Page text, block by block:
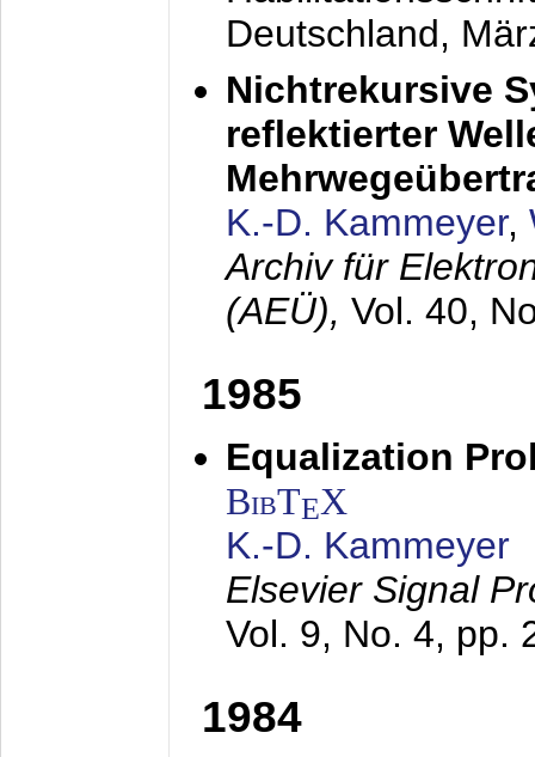
Deutschland,
Nichtrekursive
reflektierter
K.-D. Kammeyer,
Archiv für
(AEÜ), Vol. 40,
1985
Equalization
BibTEX
K.-D. Kammeyer
Elsevier Signal
Vol. 9, No. 4, pp.
1984